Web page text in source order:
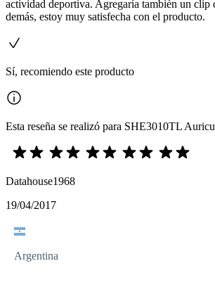
actividad deportiva. Agregaría también un clip
demás, estoy muy satisfecha con el producto.
Sí, recomiendo este producto
Esta reseña se realizó para SHE3010TL
Datahouse1968
19/04/2017
Argentina